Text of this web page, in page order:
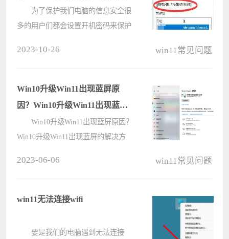
为了保护我们电脑的信息安全很
多的用户们都会设置开机密码来保护
就让本站来为用户们来介绍一下怎么
解????
2023-10-26 win11常见问题
Win10升级Win11出现蓝屏原
因？Win10升级Win11出现蓝屏
的解决方法
Win10升级Win11出现蓝屏原因？
Win10升级Win11出现蓝屏的解决方
软的提示，显示自己的当前设备是否
2023-06-06 win11常见问题
win11无法连接wifi
要是我们的电脑遇到无法连接